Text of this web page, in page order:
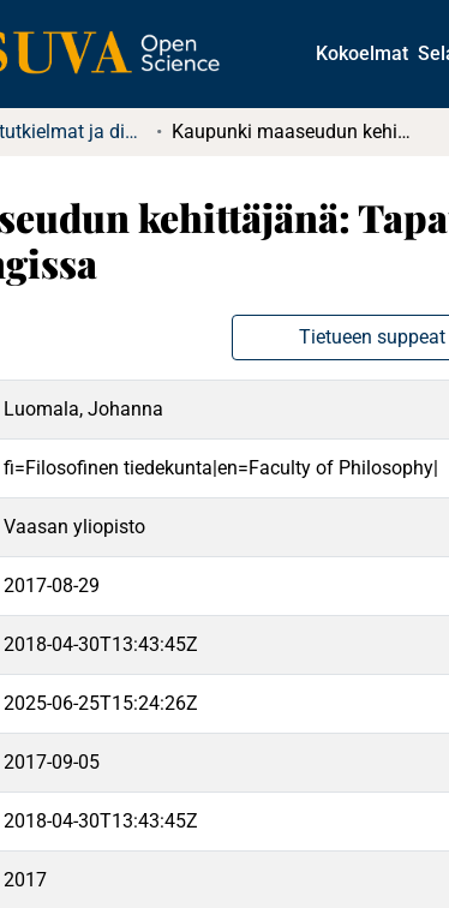
Kokoelmat
Pro gradu -tutkielmat ja diplomityöt Kaupunki maaseudun kehittäjänä: Tapaustutkimus Vähänkyrön alueesta Vaasan kaupungissa
kehittäjänä:
Tietueen
Luomala, Johanna
fi=Filosofinen tiedekunta|en=Faculty of Philosophy|
Vaasan yliopisto
2017-08-29
2018-04-30T13:43:45Z
2025-06-25T15:24:26Z
2017-09-05
2018-04-30T13:43:45Z
2017